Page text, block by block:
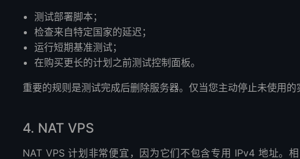
测试部署脚本；
检查来自特定国家的延迟；
运行短期基准测试；
在购买更长的计划之前测试控制面板。
重要的规则是测试完成后删除服务器。仅当您主动停止未使用
4. NAT VPS
NAT VPS 计划非常便宜，因为它们不包含专用 IPv4 地址。